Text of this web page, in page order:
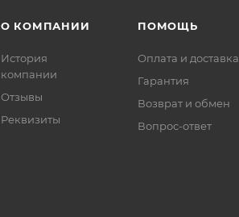
О КОМПАНИИ
История
компании
Отзывы
Реквизиты
ПОМОЩЬ
Оплата и доставка
Гарантия
Возврат и обмен
Вопрос-ответ